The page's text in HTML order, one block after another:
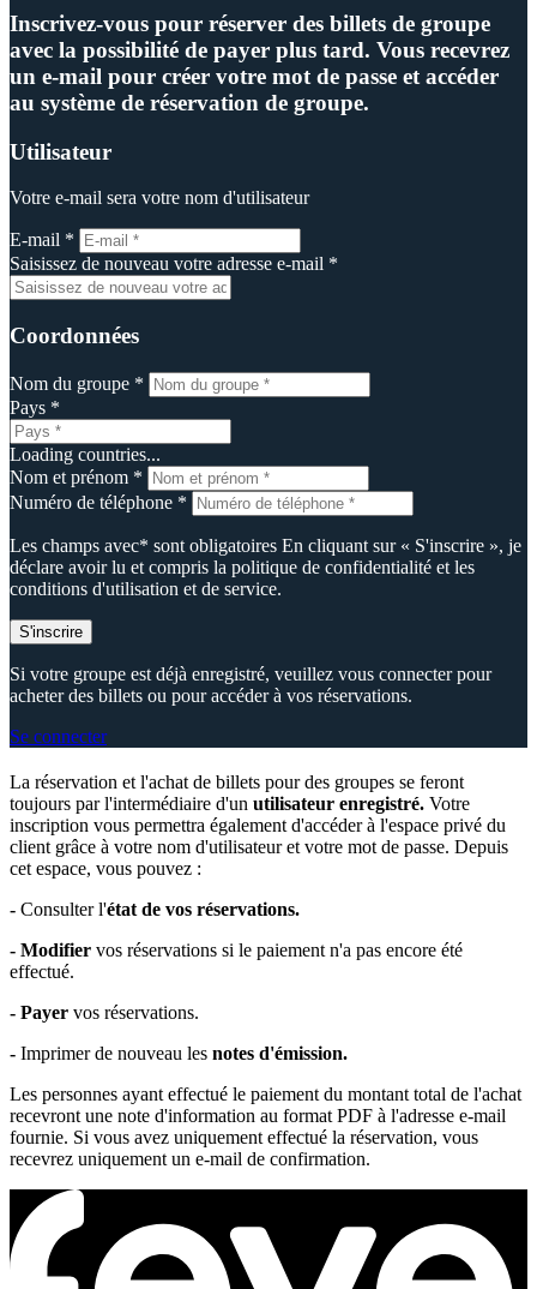
Inscrivez-vous pour réserver des billets de groupe
avec la possibilité de payer plus tard. Vous recevrez
un e-mail pour créer votre mot de passe et accéder
au système de réservation de groupe.
Utilisateur
Votre e-mail sera votre nom d'utilisateur
E-mail *
Saisissez de nouveau votre adresse e-mail *
Coordonnées
Nom du groupe *
Pays *
Loading countries...
Nom et prénom *
Numéro de téléphone *
Les champs avec* sont obligatoires En cliquant sur « S'inscrire », je
déclare avoir lu et compris la politique de confidentialité et les
conditions d'utilisation et de service.
S'inscrire
Si votre groupe est déjà enregistré, veuillez vous connecter pour
acheter des billets ou pour accéder à vos réservations.
Se connecter
La réservation et l'achat de billets pour des groupes se feront
toujours par l'intermédiaire d'un utilisateur enregistré. Votre
inscription vous permettra également d'accéder à l'espace privé du
client grâce à votre nom d'utilisateur et votre mot de passe. Depuis
cet espace, vous pouvez :
- Consulter l'état de vos réservations.
- Modifier vos réservations si le paiement n'a pas encore été
effectué.
- Payer vos réservations.
- Imprimer de nouveau les notes d'émission.
Les personnes ayant effectué le paiement du montant total de l'achat
recevront une note d'information au format PDF à l'adresse e-mail
fournie. Si vous avez uniquement effectué la réservation, vous
recevrez uniquement un e-mail de confirmation.